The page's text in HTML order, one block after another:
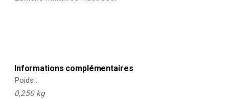
Informations complémentaires
Poids
0,250 kg